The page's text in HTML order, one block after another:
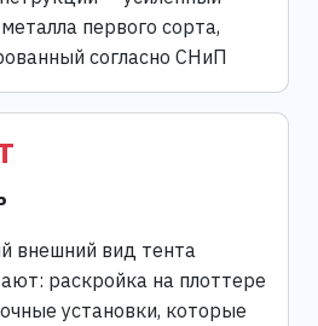
первого сорта,
согласно СНиП
внешний вид тента
раскройка на плоттере
установки, которые